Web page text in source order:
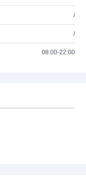
/
/
08:00-22:00